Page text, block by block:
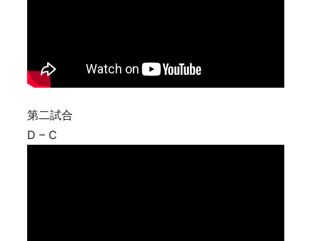
第二試合
D – C